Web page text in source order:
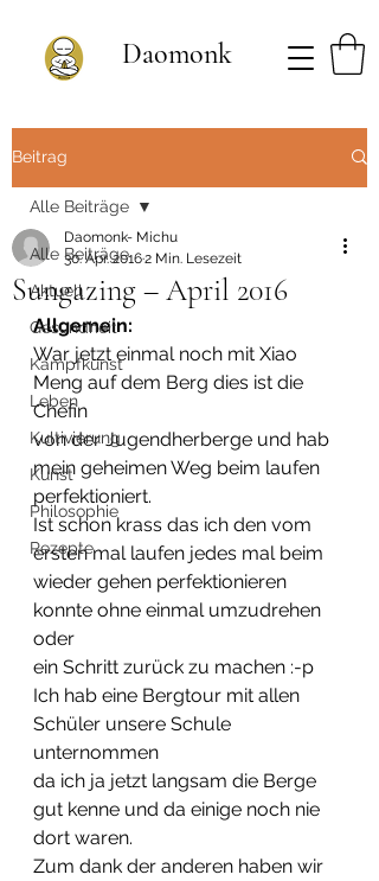
Daomonk
Beitrag
Alle Beiträge
Aktuell
Gesundheit
Kampfkunst
Leben
Kultivierung
Kunst
Philosophie
Rezepte
Alle Beiträge
Sungazing – April 2016
Daomonk- Michu
30. Apr. 20162 Min. Lesezeit
Allgemein:
War jetzt einmal noch mit Xiao
Meng auf dem Berg dies ist die
Chefin
von der Jugendherberge und hab
mein geheimen Weg beim laufen
perfektioniert.
Ist schon krass das ich den vom
ersten mal laufen jedes mal beim
wieder gehen perfektionieren
konnte ohne einmal umzudrehen
oder
ein Schritt zurück zu machen :-p
Ich hab eine Bergtour mit allen
Schüler unsere Schule
unternommen
da ich ja jetzt langsam die Berge
gut kenne und da einige noch nie
dort waren.
Zum dank der anderen haben wir